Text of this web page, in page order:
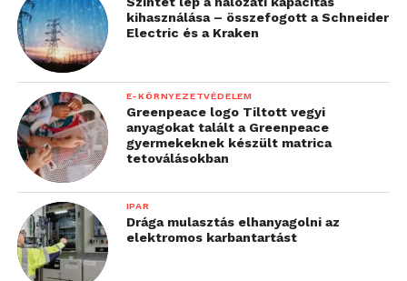
kihasználása – összefogott a Schneider
Electric és a Kraken
E-KÖRNYEZETVÉDELEM
Greenpeace logo Tiltott vegyi
anyagokat talált a Greenpeace
gyermekeknek készült matrica
tetoválásokban
IPAR
Drága mulasztás elhanyagolni az
elektromos karbantartást